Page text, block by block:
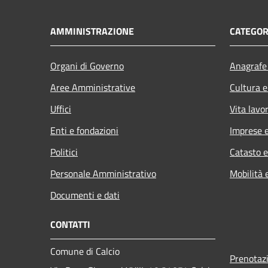
AMMINISTRAZIONE
Organi di Governo
Aree Amministrative
Uffici
Enti e fondazioni
Politici
Personale Amministrativo
Documenti e dati
Cultura
Vita
Imprese
Catasto
Mobilità
CONTATTI
Comune di Calcio